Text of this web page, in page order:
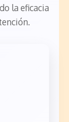
la eficacia